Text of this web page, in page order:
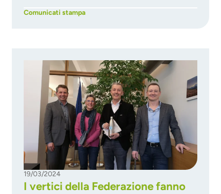
Comunicati stampa
19/03/2024
I vertici della Federazione fanno